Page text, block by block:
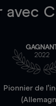
avec
2022
Pionnier de